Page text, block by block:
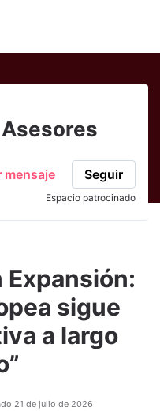
mensaje Seguir
Espacio patrocinado
Expansión:
sigue
a largo
21 de julio de 2026